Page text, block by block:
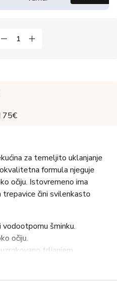
75€
za temeljito uklanjanje
formula njeguje
očiju. Istovremeno ima
trepavice čini svilenkasto
vodootpornu šminku.
očiju.
trljanjem.
kontaktne leće.